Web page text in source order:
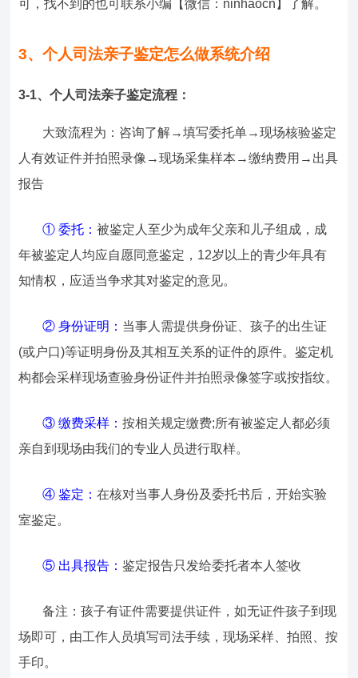
可，找不到的也可联系小编【微信：ninhaocn】了解。
3、个人司法亲子鉴定怎么做系统介绍
3-1、个人司法亲子鉴定流程：
大致流程为：咨询了解→填写委托单→现场核验鉴定
人有效证件并拍照录像→现场采集样本→缴纳费用→出具
报告
① 委托：被鉴定人至少为成年父亲和儿子组成，成
年被鉴定人均应自愿同意鉴定，12岁以上的青少年具有
知情权，应适当争求其对鉴定的意见。
② 身份证明： 当事人需提供身份证、孩子的出生证
(或户口)等证明身份及其相互关系的证件的原件。鉴定机
构都会采样现场查验身份证件并拍照录像签字或按指纹。
③ 缴费采样：按相关规定缴费;所有被鉴定人都必须
亲自到现场由我们的专业人员进行取样。
④ 鉴定：在核对当事人身份及委托书后，开始实验
室鉴定。
⑤ 出具报告：鉴定报告只发给委托者本人签收
备注：孩子有证件需要提供证件，如无证件孩子到现
场即可，由工作人员填写司法手续，现场采样、拍照、按
手印。